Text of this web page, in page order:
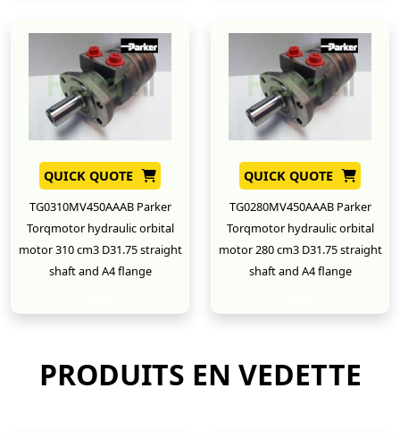
QUICK QUOTE
TG0310MV450AAAB Parker
Torqmotor hydraulic orbital
motor 310 cm3 D31.75 straight
shaft and A4 flange
QUICK QUOTE
TG0280MV450AAAB Parker
Torqmotor hydraulic orbital
motor 280 cm3 D31.75 straight
shaft and A4 flange
PRODUITS EN VEDETTE